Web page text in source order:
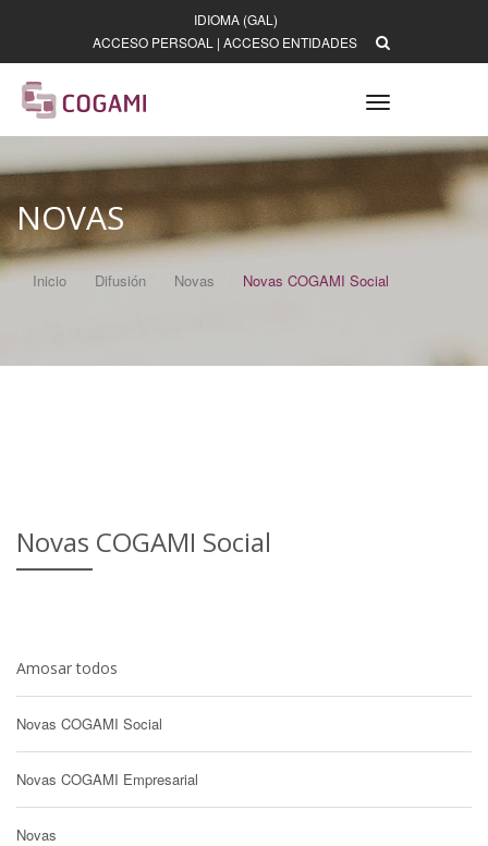
IDIOMA (GAL)
ACCESO PERSOAL | ACCESO ENTIDADES
Toggle
navigation
NOVAS
Inicio Difusión Novas Novas COGAMI Social
Novas COGAMI Social
Amosar todos
Novas COGAMI Social
Novas COGAMI Empresarial
Novas